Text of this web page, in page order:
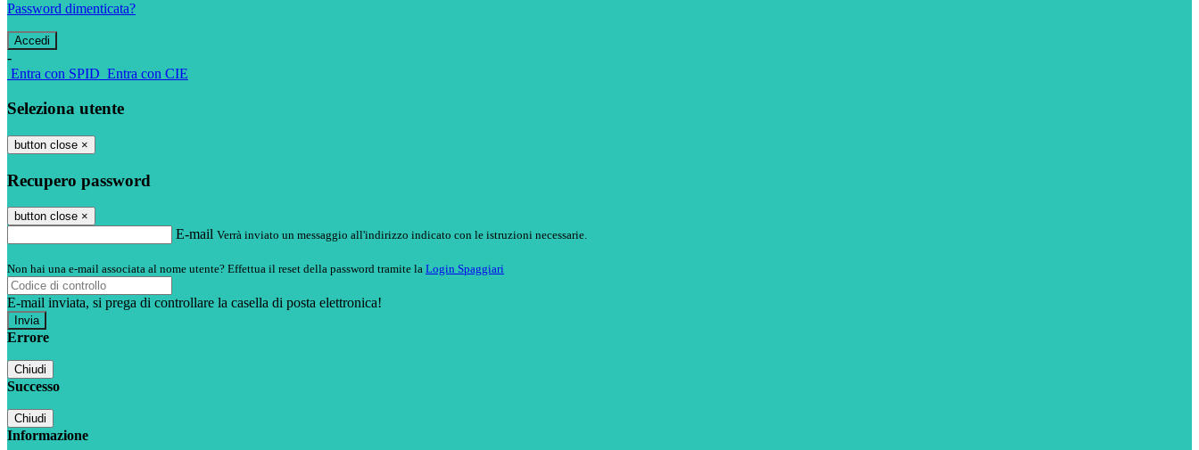
Password dimenticata?
-
Entra con SPID Entra con CIE
Seleziona utente
button close ×
Recupero password
button close ×
E-mail Verrà inviato un messaggio all'indirizzo indicato con le istruzioni necessarie.
Non hai una e-mail associata al nome utente? Effettua il reset della password tramite la Login Spaggiari
E-mail inviata, si prega di controllare la casella di posta elettronica!
Errore
Chiudi
Successo
Chiudi
Informazione